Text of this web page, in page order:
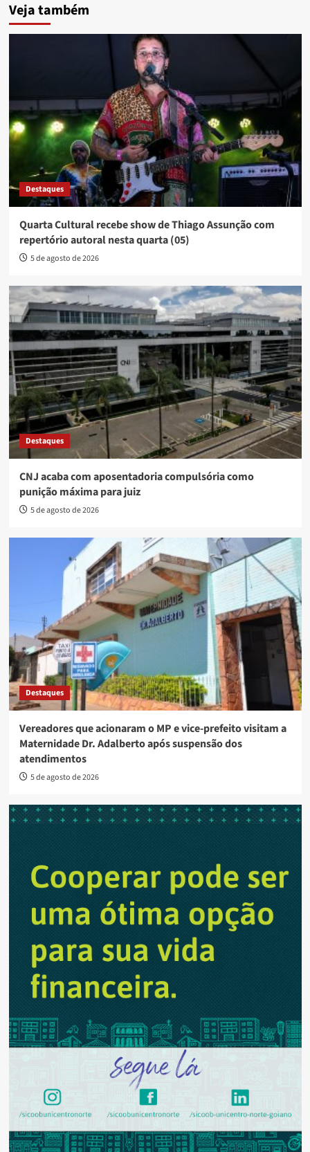
Veja também
Destaques
Quarta Cultural recebe show de Thiago Assunção com
repertório autoral nesta quarta (05)
5 de agosto de 2026
Destaques
CNJ acaba com aposentadoria compulsória como
punição máxima para juiz
5 de agosto de 2026
Destaques
Vereadores que acionaram o MP e vice-prefeito visitam a
Maternidade Dr. Adalberto após suspensão dos
atendimentos
5 de agosto de 2026